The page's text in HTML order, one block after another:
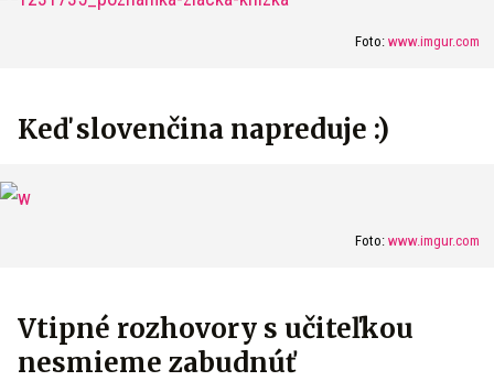
Foto: www.imgur.com
Keď slovenčina napreduje :)
Foto: www.imgur.com
Vtipné rozhovory s učiteľkou
nesmieme zabudnúť